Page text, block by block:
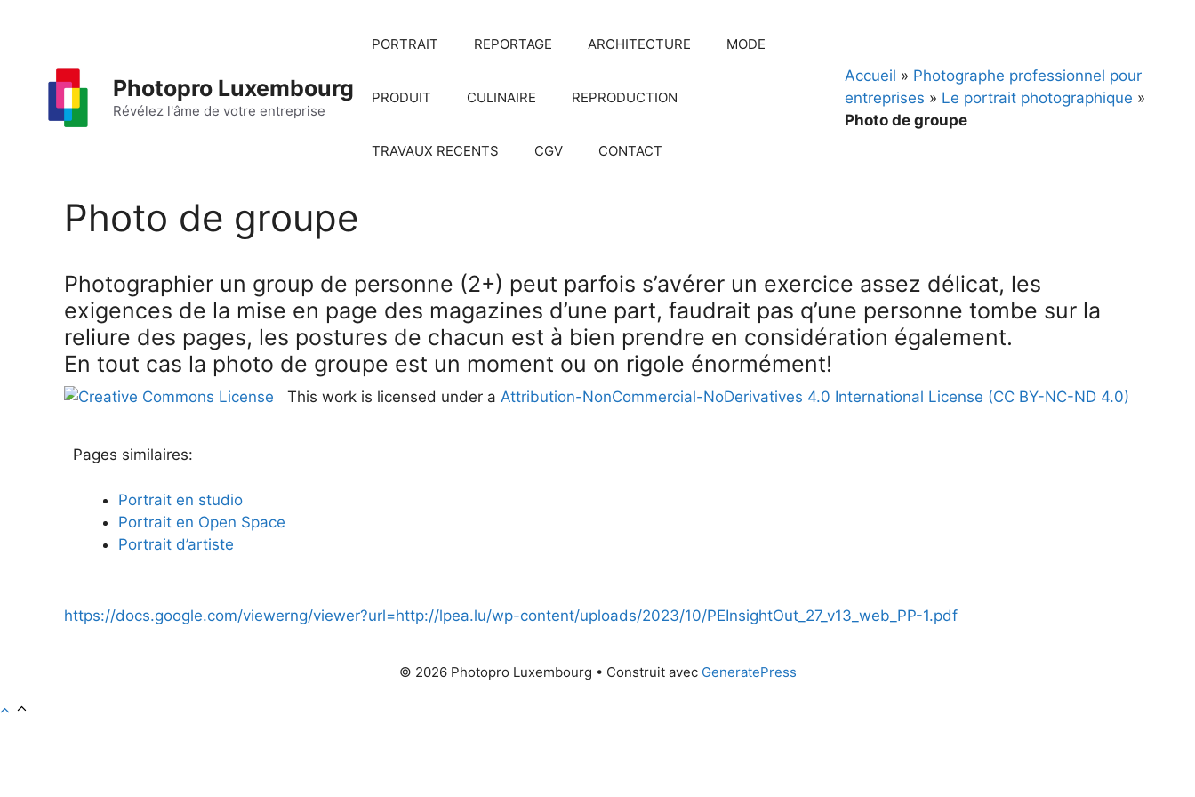
Photopro Luxembourg
Révélez l'âme de votre entreprise
PORTRAIT REPORTAGE ARCHITECTURE MODE
PRODUIT CULINAIRE REPRODUCTION
TRAVAUX RECENTS CGV CONTACT
Accueil » Photographe professionnel pour
entreprises » Le portrait photographique »
Photo de groupe
Photo de groupe
Photographier un group de personne (2+) peut parfois s’avérer un exercice assez délicat, les
exigences de la mise en page des magazines d’une part, faudrait pas q’une personne tombe sur la
reliure des pages, les postures de chacun est à bien prendre en considération également.
En tout cas la photo de groupe est un moment ou on rigole énormément!
This work is licensed under a Attribution-NonCommercial-NoDerivatives 4.0 International License (CC BY-NC-ND 4.0)
Pages similaires:
Portrait en studio
Portrait en Open Space
Portrait d’artiste
https://docs.google.com/viewerng/viewer?url=http://lpea.lu/wp-content/uploads/2023/10/PEInsightOut_27_v13_web_PP-1.pdf
© 2026 Photopro Luxembourg • Construit avec GeneratePress